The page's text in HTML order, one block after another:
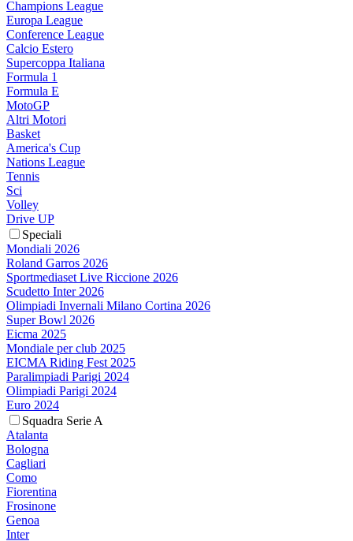
Champions League
Europa League
Conference League
Calcio Estero
Supercoppa Italiana
Formula 1
Formula E
MotoGP
Altri Motori
Basket
America's Cup
Nations League
Tennis
Sci
Volley
Drive UP
Speciali
Mondiali 2026
Roland Garros 2026
Sportmediaset Live Riccione 2026
Scudetto Inter 2026
Olimpiadi Invernali Milano Cortina 2026
Super Bowl 2026
Eicma 2025
Mondiale per club 2025
EICMA Riding Fest 2025
Paralimpiadi Parigi 2024
Olimpiadi Parigi 2024
Euro 2024
Squadra Serie A
Atalanta
Bologna
Cagliari
Como
Fiorentina
Frosinone
Genoa
Inter